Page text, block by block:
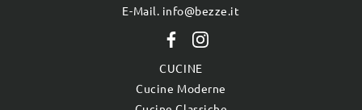
E-Mail. info@bezze.it
CUCINE
Cucine Moderne